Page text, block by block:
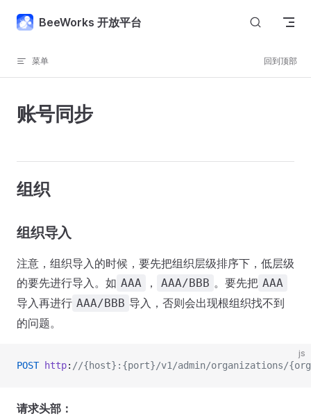
Skip to content
BeeWorks 开放平台
菜单 回到顶部
账号同步
组织
组织导入
注意，组织导入的时候，要先把组织层级排序下，低层级
的要先进行导入。如 AAA ， AAA/BBB 。要先把 AAA
导入再进行 AAA/BBB 导入，否则会出现根组织找不到
的问题。
js
POST http: //{host}:{port}/v1/admin/organizations/
请求头部：